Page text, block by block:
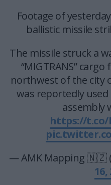
Footage of
ballistic missile
The missile struck a
“MIGTRANS”
northwest of the city
was reportedly
assembly
https://t.co/
— AMK Mapping 🇳🇿
16,